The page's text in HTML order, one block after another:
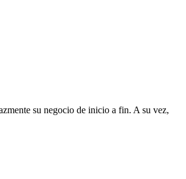
su negocio de inicio a fin. A su vez,